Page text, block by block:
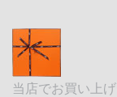
当店でお買い上